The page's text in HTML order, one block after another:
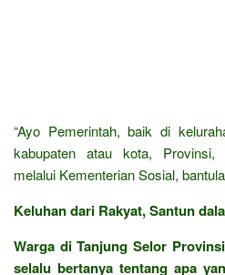
“Ayo Pemerintah, baik di
kabupaten atau kota, Provinsi,
melalui Kementerian Sosial,
Keluhan dari Rakyat, Santun
Warga di Tanjung Selor
selalu bertanya tentang apa